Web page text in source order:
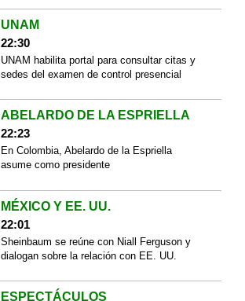
UNAM
22:30
UNAM habilita portal para consultar citas y
sedes del examen de control presencial
ABELARDO DE LA ESPRIELLA
22:23
En Colombia, Abelardo de la Espriella
asume como presidente
MÉXICO Y EE. UU.
22:01
Sheinbaum se reúne con Niall Ferguson y
dialogan sobre la relación con EE. UU.
ESPECTÁCULOS